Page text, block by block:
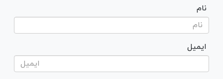
نام
ایمیل